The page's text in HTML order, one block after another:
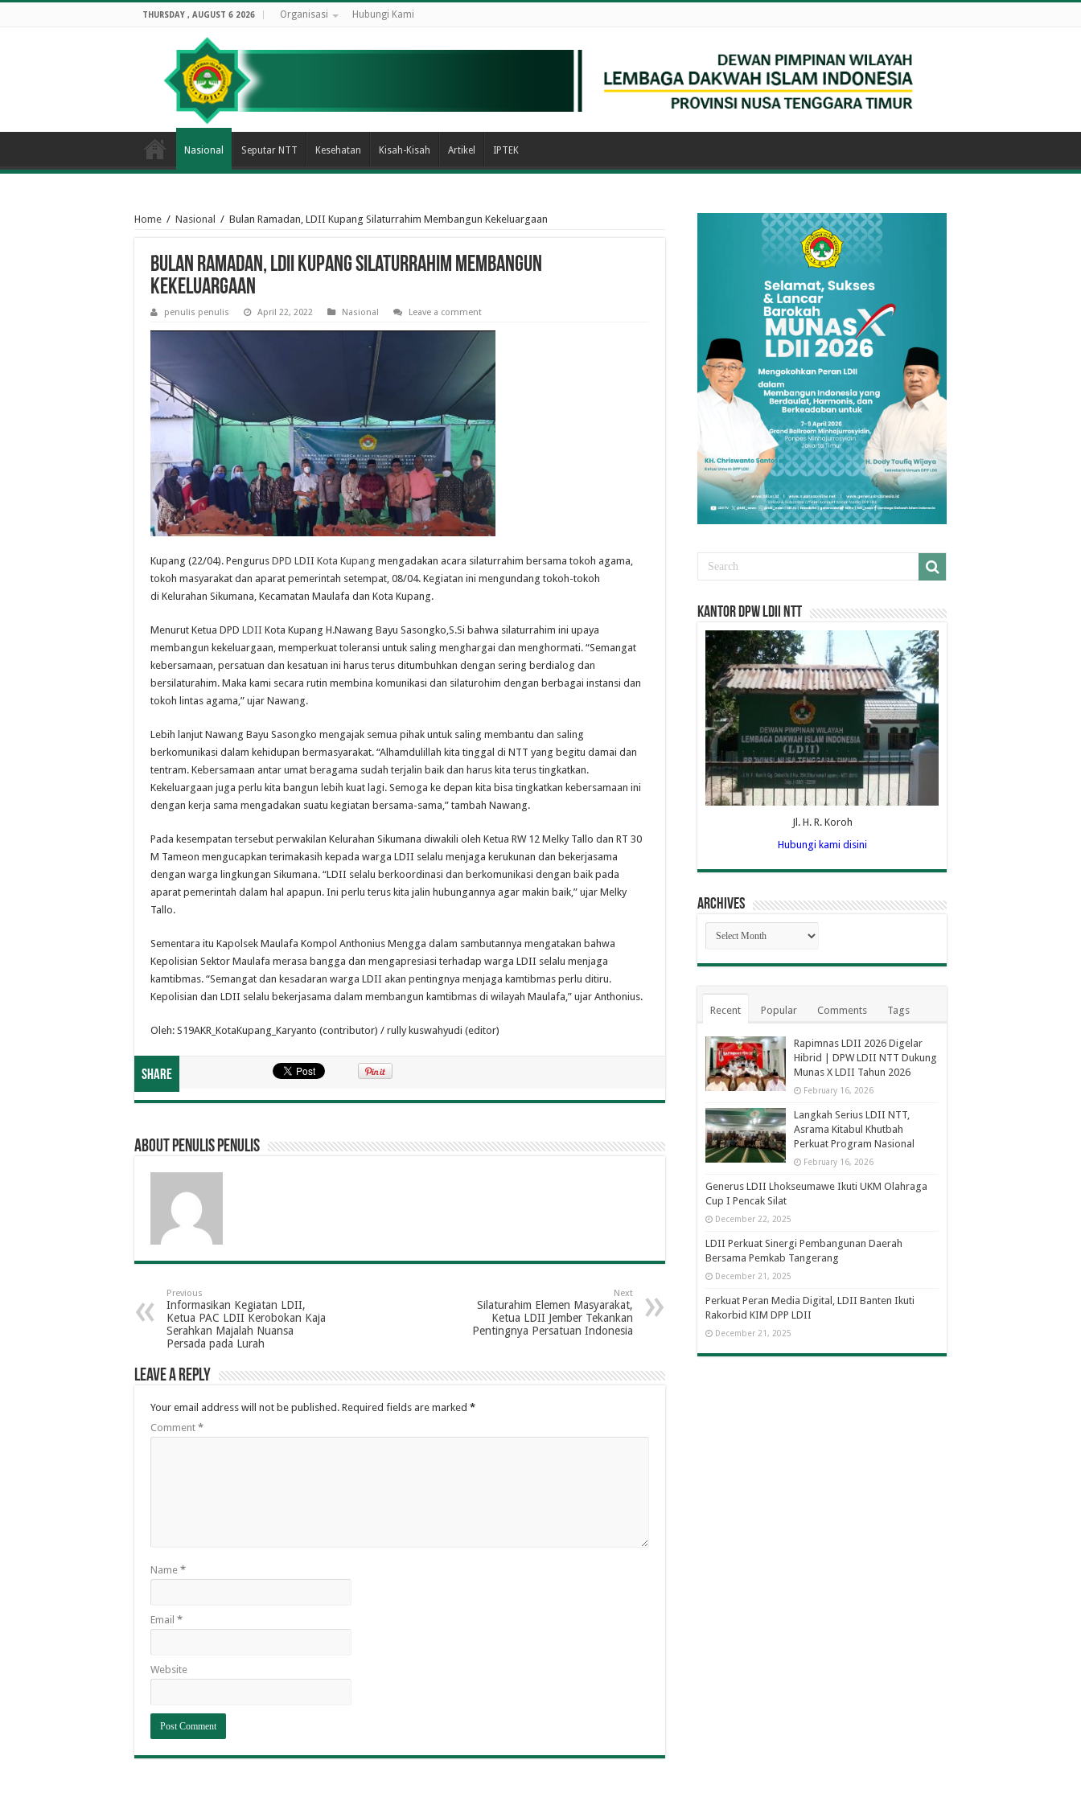
THURSDAY , AUGUST 6 2026 Organisasi Hubungi Kami
Nasional Seputar NTT Kesehatan Kisah-Kisah Artikel IPTEK
Home / Nasional / Bulan Ramadan, LDII Kupang Silaturrahim Membangun Kekeluargaan
Bulan Ramadan, LDII Kupang Silaturrahim Membangun
Kekeluargaan
penulis penulis April 22, 2022 Nasional Leave a comment
Kupang (22/04). Pengurus DPD LDII Kota Kupang mengadakan acara silaturrahim bersama tokoh agama,
tokoh masyarakat dan aparat pemerintah setempat, 08/04. Kegiatan ini mengundang tokoh-tokoh
di Kelurahan Sikumana, Kecamatan Maulafa dan Kota Kupang.
Menurut Ketua DPD LDII Kota Kupang H.Nawang Bayu Sasongko,S.Si bahwa silaturrahim ini upaya
membangun kekeluargaan, memperkuat toleransi untuk saling menghargai dan menghormati. “Semangat
kebersamaan, persatuan dan kesatuan ini harus terus ditumbuhkan dengan sering berdialog dan
bersilaturahim. Maka kami secara rutin membina komunikasi dan silaturohim dengan berbagai instansi dan
tokoh lintas agama,” ujar Nawang.
Lebih lanjut Nawang Bayu Sasongko mengajak semua pihak untuk saling membantu dan saling
berkomunikasi dalam kehidupan bermasyarakat. “Alhamdulillah kita tinggal di NTT yang begitu damai dan
tentram. Kebersamaan antar umat beragama sudah terjalin baik dan harus kita terus tingkatkan.
Kekeluargaan juga perlu kita bangun lebih kuat lagi. Semoga ke depan kita bisa tingkatkan kebersamaan ini
dengan kerja sama mengadakan suatu kegiatan bersama-sama,” tambah Nawang.
Pada kesempatan tersebut perwakilan Kelurahan Sikumana diwakili oleh Ketua RW 12 Melky Tallo dan RT 30
M Tameon mengucapkan terimakasih kepada warga LDII selalu menjaga kerukunan dan bekerjasama
dengan warga lingkungan Sikumana. “LDII selalu berkoordinasi dan berkomunikasi dengan baik pada
aparat pemerintah dalam hal apapun. Ini perlu terus kita jalin hubungannya agar makin baik,” ujar Melky
Tallo.
Sementara itu Kapolsek Maulafa Kompol Anthonius Mengga dalam sambutannya mengatakan bahwa
Kepolisian Sektor Maulafa merasa bangga dan mengapresiasi terhadap warga LDII selalu menjaga
kamtibmas. “Semangat dan kesadaran warga LDII akan pentingnya menjaga kamtibmas perlu ditiru.
Kepolisian dan LDII selalu bekerjasama dalam membangun kamtibmas di wilayah Maulafa,” ujar Anthonius.
Oleh: S19AKR_KotaKupang_Karyanto (contributor) / rully kuswahyudi (editor)
Share
About penulis penulis
Previous
Informasikan Kegiatan LDII,
Ketua PAC LDII Kerobokan Kaja
Serahkan Majalah Nuansa
Persada pada Lurah
Next
Silaturahim Elemen Masyarakat,
Ketua LDII Jember Tekankan
Pentingnya Persatuan Indonesia
Leave a Reply
Your email address will not be published. Required fields are marked *
Comment *
Name *
Email *
Website
Kantor DPW LDII NTT
Jl. H. R. Koroh
Hubungi kami disini
Archives
Archives
Recent Popular Comments Tags
Rapimnas LDII 2026 Digelar
Hibrid | DPW LDII NTT Dukung
Munas X LDII Tahun 2026
February 16, 2026
Langkah Serius LDII NTT,
Asrama Kitabul Khutbah
Perkuat Program Nasional
February 16, 2026
Generus LDII Lhokseumawe Ikuti UKM Olahraga
Cup I Pencak Silat
December 22, 2025
LDII Perkuat Sinergi Pembangunan Daerah
Bersama Pemkab Tangerang
December 21, 2025
Perkuat Peran Media Digital, LDII Banten Ikuti
Rakorbid KIM DPP LDII
December 21, 2025